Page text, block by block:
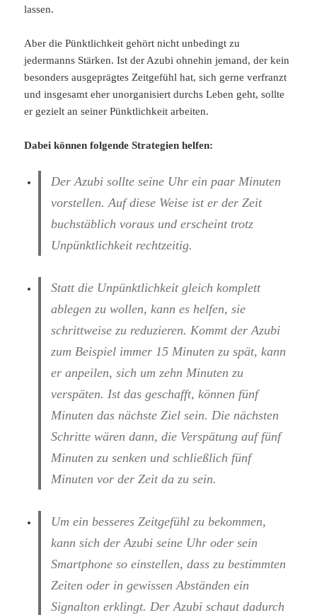
lassen.
Aber die Pünktlichkeit gehört nicht unbedingt zu
jedermanns Stärken. Ist der Azubi ohnehin jemand, der kein
besonders ausgeprägtes Zeitgefühl hat, sich gerne verfranzt
und insgesamt eher unorganisiert durchs Leben geht, sollte
er gezielt an seiner Pünktlichkeit arbeiten.
Dabei können folgende Strategien helfen:
Der Azubi sollte seine Uhr ein paar Minuten
vorstellen. Auf diese Weise ist er der Zeit
buchstäblich voraus und erscheint trotz
Unpünktlichkeit rechtzeitig.
Statt die Unpünktlichkeit gleich komplett
ablegen zu wollen, kann es helfen, sie
schrittweise zu reduzieren. Kommt der Azubi
zum Beispiel immer 15 Minuten zu spät, kann
er anpeilen, sich um zehn Minuten zu
verspäten. Ist das geschafft, können fünf
Minuten das nächste Ziel sein. Die nächsten
Schritte wären dann, die Verspätung auf fünf
Minuten zu senken und schließlich fünf
Minuten vor der Zeit da zu sein.
Um ein besseres Zeitgefühl zu bekommen,
kann sich der Azubi seine Uhr oder sein
Smartphone so einstellen, dass zu bestimmten
Zeiten oder in gewissen Abständen ein
Signalton erklingt. Der Azubi schaut dadurch